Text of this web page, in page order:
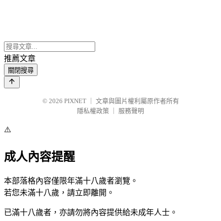
推薦文章
關閉搜尋
© 2026 PIXNET
文章與圖片權利屬原作者所有
隱私權政策
服務聲明
⚠️
成人內容提醒
本部落格內容僅限年滿十八歲者瀏覽。
若您未滿十八歲，請立即離開。
已滿十八歲者，亦請勿將內容提供給未成年人士。